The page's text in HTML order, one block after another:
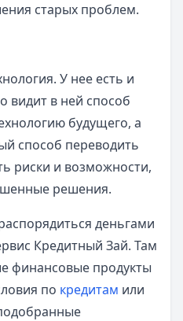
старых проблем.
У нее есть и
видит в ней способ
будущего, а
способ переводить
риски и возможности,
решения.
деньгами
Кредитный Зай. Там
финансовые продукты
по кредитам или